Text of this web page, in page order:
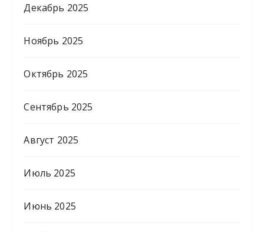
Декабрь 2025
Ноябрь 2025
Октябрь 2025
Сентябрь 2025
Август 2025
Июль 2025
Июнь 2025